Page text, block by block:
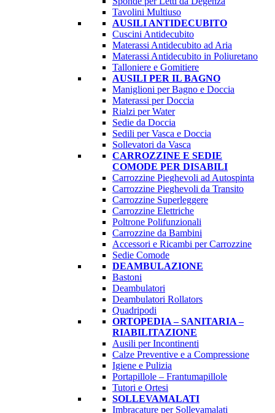
Tavolini Multiuso
AUSILI ANTIDECUBITO
Cuscini Antidecubito
Materassi Antidecubito ad Aria
Materassi Antidecubito in Poliuretano
Talloniere e Gomitiere
AUSILI PER IL BAGNO
Maniglioni per Bagno e Doccia
Materassi per Doccia
Rialzi per Water
Sedie da Doccia
Sedili per Vasca e Doccia
Sollevatori da Vasca
CARROZZINE E SEDIE
COMODE PER DISABILI
Carrozzine Pieghevoli ad Autospinta
Carrozzine Pieghevoli da Transito
Carrozzine Superleggere
Carrozzine Elettriche
Poltrone Polifunzionali
Carrozzine da Bambini
Accessori e Ricambi per Carrozzine
Sedie Comode
DEAMBULAZIONE
Bastoni
Deambulatori
Deambulatori Rollators
Quadripodi
ORTOPEDIA – SANITARIA –
RIABILITAZIONE
Ausili per Incontinenti
Calze Preventive e a Compressione
Igiene e Pulizia
Portapillole – Frantumapillole
Tutori e Ortesi
SOLLEVAMALATI
Imbracature per Sollevamalati